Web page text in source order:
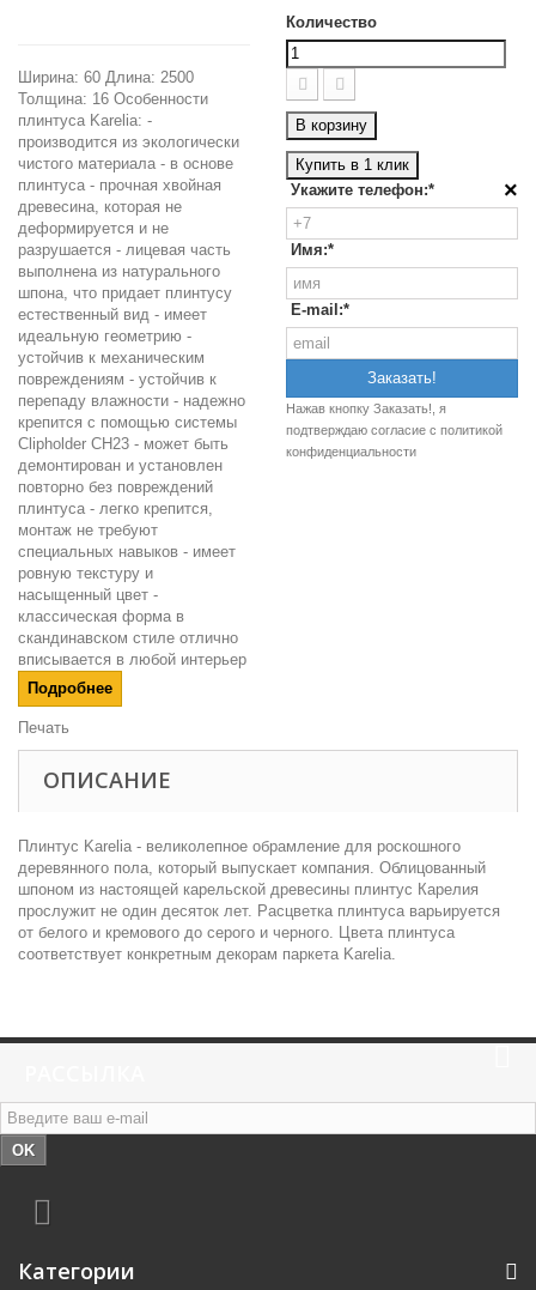
Ширина: 60 Длина: 2500
Толщина: 16 Особенности
плинтуса Karelia: -
производится из экологически
чистого материала - в основе
плинтуса - прочная хвойная
древесина, которая не
деформируется и не
разрушается - лицевая часть
выполнена из натурального
шпона, что придает плинтусу
естественный вид - имеет
идеальную геометрию -
устойчив к механическим
повреждениям - устойчив к
перепаду влажности - надежно
крепится с помощью системы
Clipholder CH23 - может быть
демонтирован и установлен
повторно без повреждений
плинтуса - легко крепится,
монтаж не требуют
специальных навыков - имеет
ровную текстуру и
насыщенный цвет -
классическая форма в
скандинавском стиле отлично
вписывается в любой интерьер
Подробнее
Печать
Количество
В корзину
Купить в 1 клик
×
Укажите телефон:*
Имя:*
E-mail:*
Нажав кнопку Заказать!, я
подтверждаю согласие c политикой
конфиденциальности
ОПИСАНИЕ
Плинтус Karelia - великолепное обрамление для роскошного
деревянного пола, который выпускает компания. Облицованный
шпоном из настоящей карельской древесины плинтус Карелия
прослужит не один десяток лет. Расцветка плинтуса варьируется
от белого и кремового до серого и черного. Цвета плинтуса
соответствует конкретным декорам паркета Karelia.
OK
Категории